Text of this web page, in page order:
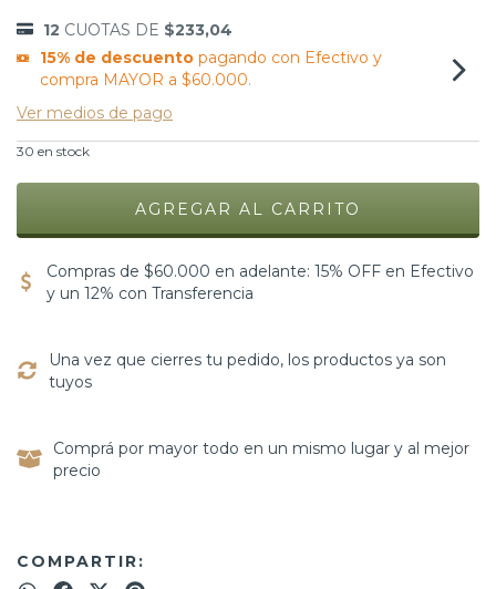
12 CUOTAS DE $233,04
15% de descuentopagando con Efectivo y
compra MAYOR a $60.000.
Ver medios de pago
30 en stock
Compras de $60.000 en adelante: 15% OFF en Efectivo
y un 12% con Transferencia
Una vez que cierres tu pedido, los productos ya son
tuyos
Comprá por mayor todo en un mismo lugar y al mejor
precio
COMPARTIR: